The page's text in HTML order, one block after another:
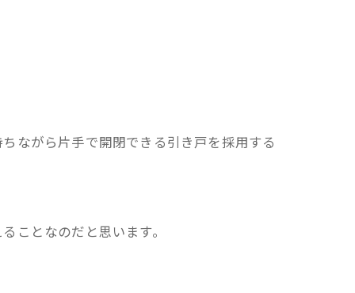
ながら片手で開閉できる引き戸を採用する
ことなのだと思います。